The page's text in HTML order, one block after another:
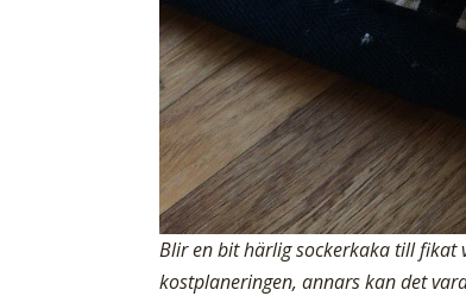
Blir en bit härlig sockerkaka till fikat
kostplaneringen, annars kan det